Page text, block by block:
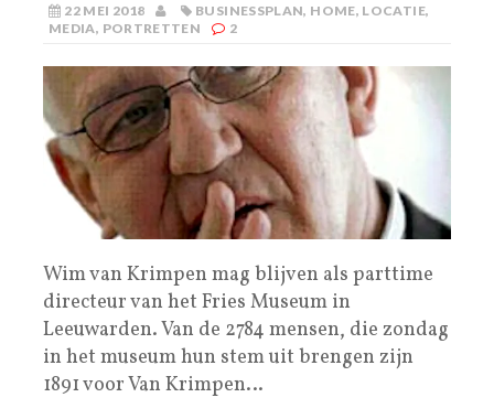
22 MEI 2018 BUSINESSPLAN, HOME, LOCATIE,
MEDIA, PORTRETTEN 2
Wim van Krimpen mag blijven als parttime
directeur van het Fries Museum in
Leeuwarden. Van de 2784 mensen, die zondag
in het museum hun stem uit brengen zijn
1891 voor Van Krimpen…